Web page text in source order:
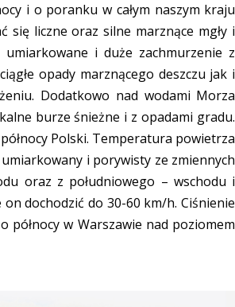
i o poranku w całym naszym kraju
liczne oraz silne marznące mgły i
i duże zachmurzenie z
opady marznącego deszczu jak i
Dodatkowo nad wodami Morza
burze śnieżne i z opadami gradu.
Polski. Temperatura powietrza
umiarkowany i porywisty ze zmiennych
oraz z południowego – wschodu i
dochodzić do 30-60 km/h. Ciśnienie
w Warszawie nad poziomem